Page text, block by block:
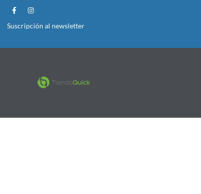
Suscripción al newsletter